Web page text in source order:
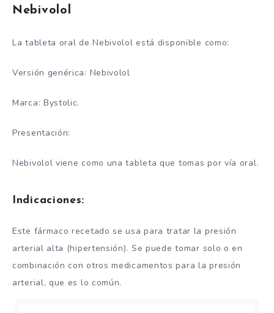
Nebivolol
La tableta oral de Nebivolol está disponible como:
Versión genérica: Nebivolol
Marca: Bystolic.
Presentación:
Nebivolol viene como una tableta que tomas por vía oral.
Indicaciones:
Este fármaco recetado se usa para tratar la presión
arterial alta (hipertensión). Se puede tomar solo o en
combinación con otros medicamentos para la presión
arterial, que es lo común.